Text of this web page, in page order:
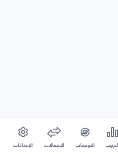
الترتيب التوقعات الإنتقالات الإعدادات